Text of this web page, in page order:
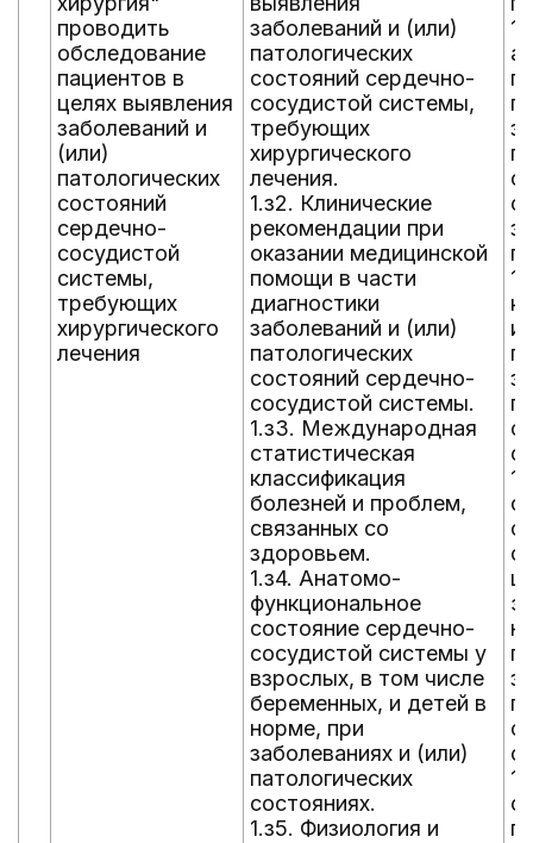
проводить
обследование
пациентов в
целях выявления
заболеваний и
(или)
патологических
состояний
сердечно-
сосудистой
системы,
требующих
хирургического
лечения
заболеваний и (или)
патологических
состояний сердечно-
сосудистой системы,
требующих
хирургического
лечения.
1.з2. Клинические
рекомендации при
оказании медицинской
помощи в части
диагностики
заболеваний и (или)
патологических
состояний сердечно-
сосудистой системы.
1.з3. Международная
статистическая
классификация
болезней и проблем,
связанных со
здоровьем.
1.з4. Анатомо-
функциональное
состояние сердечно-
сосудистой системы у
взрослых, в том числе
беременных, и детей в
норме, при
заболеваниях и (или)
патологических
состояниях.
1.з5. Физиология и
и
с